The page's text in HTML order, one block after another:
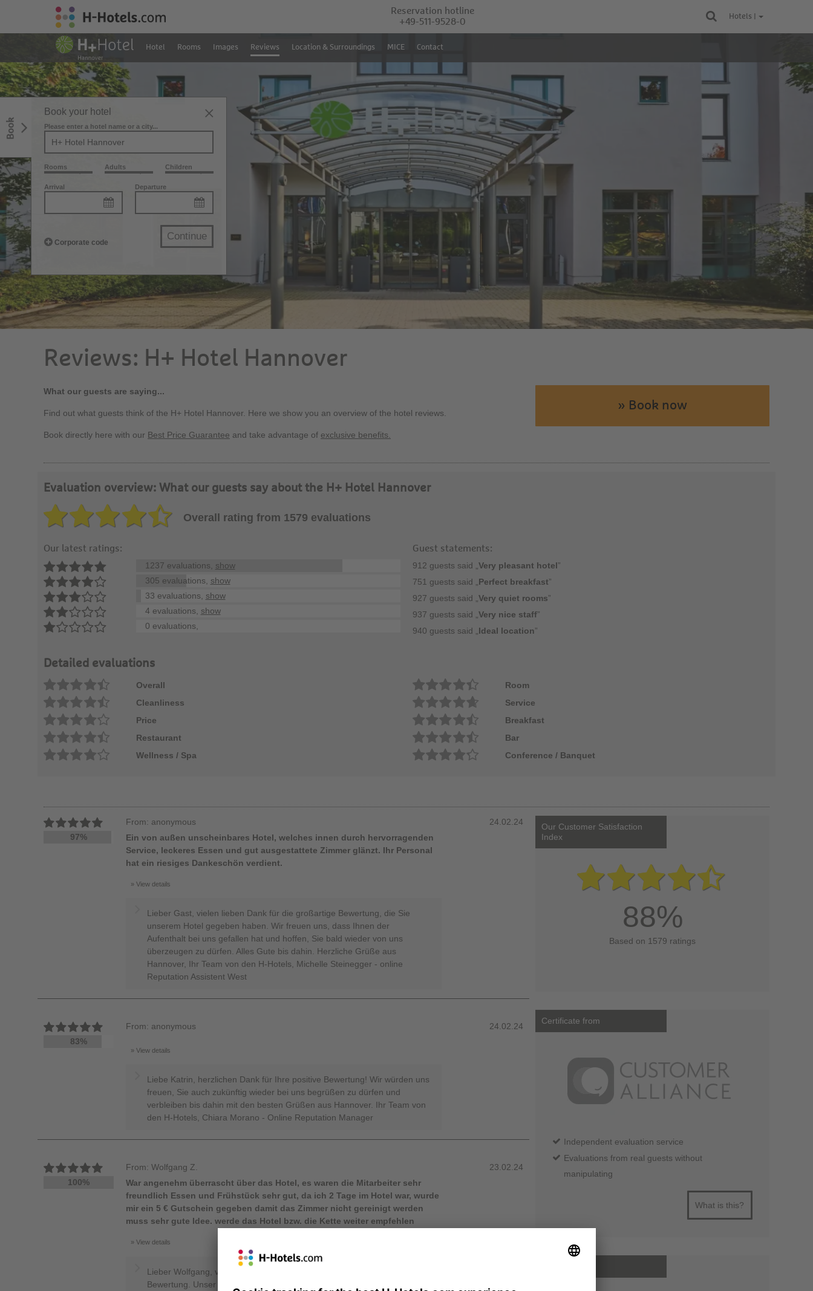
Reservation hotline
+49-511-9528-0
Hotels |
Hotel Rooms Images Reviews Location & Surroundings MICE Contact
Book
Book your hotel
Please enter a hotel name or a city...
Rooms Adults Children
Arrival Departure
Corporate code
Continue
Reviews: H+ Hotel Hannover
What our guests are saying...
Find out what guests think of the H+ Hotel Hannover. Here we show you an overview of the hotel reviews.
Book directly here with our Best Price Guarantee and take advantage of exclusive benefits.
» Book now
Evaluation overview: What our guests say about the H+ Hotel Hannover
Overall rating from 1579 evaluations
Our latest ratings:
1237 evaluations, show
305 evaluations, show
33 evaluations, show
4 evaluations, show
0 evaluations,
Guest statements:
912 guests said „ Very pleasant hotel”
751 guests said „ Perfect breakfast”
927 guests said „ Very quiet rooms”
937 guests said „ Very nice staff”
940 guests said „ Ideal location”
Detailed evaluations
Overall
Room
Cleanliness
Service
Price
Breakfast
Restaurant
Bar
Wellness / Spa
Conference / Banquet
97%
From: anonymous
Ein von außen unscheinbares Hotel, welches innen durch hervorragenden
Service, leckeres Essen und gut ausgestattete Zimmer glänzt. Ihr Personal
hat ein riesiges Dankeschön verdient.
View details
Lieber Gast, vielen lieben Dank für die großartige Bewertung, die Sie
unserem Hotel gegeben haben. Wir freuen uns, dass Ihnen der
Aufenthalt bei uns gefallen hat und hoffen, Sie bald wieder von uns
überzeugen zu dürfen. Alles Gute bis dahin. Herzliche Grüße aus
Hannover, Ihr Team von den H-Hotels, Michelle Steinegger - online
Reputation Assistent West
24.02.24
83%
From: anonymous
View details
Liebe Katrin, herzlichen Dank für Ihre positive Bewertung! Wir würden uns
freuen, Sie auch zukünftig wieder bei uns begrüßen zu dürfen und
verbleiben bis dahin mit den besten Grüßen aus Hannover. Ihr Team von
den H-Hotels, Chiara Morano - Online Reputation Manager
24.02.24
100%
From: Wolfgang Z.
War angenehm überrascht über das Hotel, es waren die Mitarbeiter sehr
freundlich Essen und Frühstück sehr gut, da ich 2 Tage im Hotel war, wurde
mir ein 5 € Gutschein gegeben damit das Zimmer nicht gereinigt werden
muss sehr gute Idee. werde das Hotel bzw. die Kette weiter empfehlen
View details
Lieber Wolfgang, vielen lieben Dank für Ihren Besuch und die super
Bewertung. Unser Team bemüht sich stets unseren Gästen eine
23.02.24
Our Customer Satisfaction
Index
88%
Based on 1579 ratings
Certificate from
Independent evaluation service
Evaluations from real guests without
manipulating
What is this?